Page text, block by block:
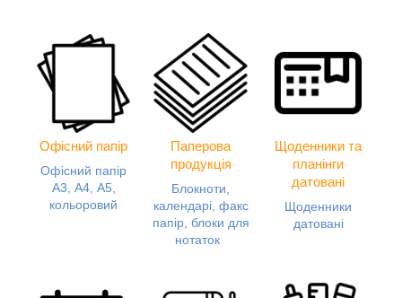
Офісний папір
Офісний папір
А3, А4, А5,
кольоровий
Паперова
продукція
Блокноти,
календарі, факс
папір, блоки для
нотаток
Щоденники та
планінги
датовані
Щоденники
датовані